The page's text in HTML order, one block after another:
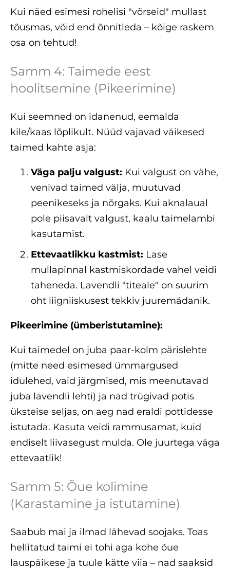
Kui näed esimesi rohelisi "võrseid" mullast
tõusmas, võid end õnnitleda – kõige raskem
osa on tehtud!
Samm 4: Taimede eest
hoolitsemine (Pikeerimine)
Kui seemned on idanenud, eemalda
kile/kaas lõplikult. Nüüd vajavad väikesed
taimed kahte asja:
Väga palju valgust: Kui valgust on vähe,
venivad taimed välja, muutuvad
peenikeseks ja nõrgaks. Kui aknalaual
pole piisavalt valgust, kaalu taimelambi
kasutamist.
Ettevaatlikku kastmist: Lase
mullapinnal kastmiskordade vahel veidi
taheneda. Lavendli "titeale" on suurim
oht liigniiskusest tekkiv juuremädanik.
Pikeerimine (ümberistutamine):
Kui taimedel on juba paar-kolm pärislehte
(mitte need esimesed ümmargused
idulehed, vaid järgmised, mis meenutavad
juba lavendli lehti) ja nad trügivad potis
üksteise seljas, on aeg nad eraldi pottidesse
istutada. Kasuta veidi rammusamat, kuid
endiselt liivasegust mulda. Ole juurtega väga
ettevaatlik!
Samm 5: Õue kolimine
(Karastamine ja istutamine)
Saabub mai ja ilmad lähevad soojaks. Toas
hellitatud taimi ei tohi aga kohe õue
lauspäikese ja tuule kätte viia – nad saaksid